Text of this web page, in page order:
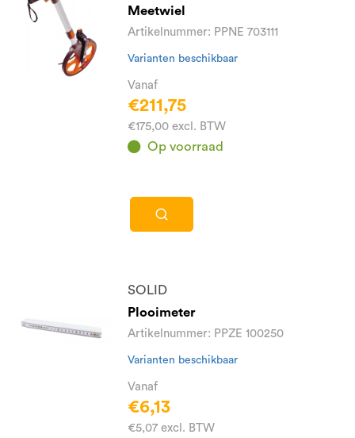
Meetwiel
Artikelnummer: PPNE 703111
Varianten beschikbaar
Vanaf
€211,75
€175,00 excl. BTW
Op voorraad
SOLID
Plooimeter
Artikelnummer: PPZE 100250
Varianten beschikbaar
Vanaf
€6,13
€5,07 excl. BTW